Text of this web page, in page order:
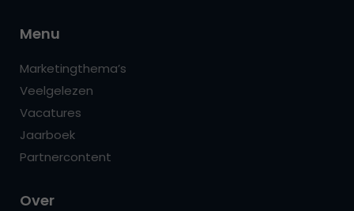
Menu
Marketingthema’s
Veelgelezen
Vacatures
Jaarboek
Partnercontent
Over